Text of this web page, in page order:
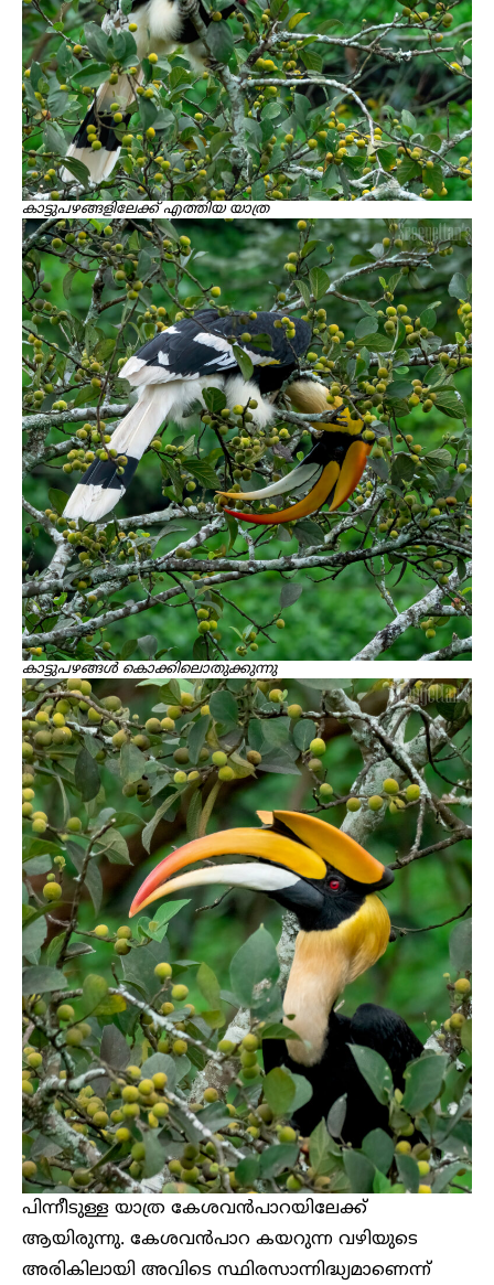
കാട്ടുപഴങ്ങളിലേക്ക് എത്തിയ യാത്ര
കാട്ടുപഴങ്ങൾ കൊക്കിലൊതുക്കുന്നു
പിന്നീടുള്ള യാത്ര കേശവൻപാറയിലേക്ക്
ആയിരുന്നു. കേശവൻപാറ കയറുന്ന വഴിയുടെ
അരികിലായി അവിടെ സ്ഥിരസാന്നിദ്ധ്യമാണെന്ന്